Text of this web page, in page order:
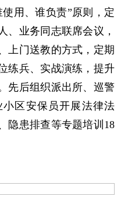
用、谁负责”原则，定
、业务同志联席会议，
上门送教的方式，定期
练兵、实战演练，提升
先后组织派出所、巡警
区安保员开展法律法
隐患排查等专题培训18